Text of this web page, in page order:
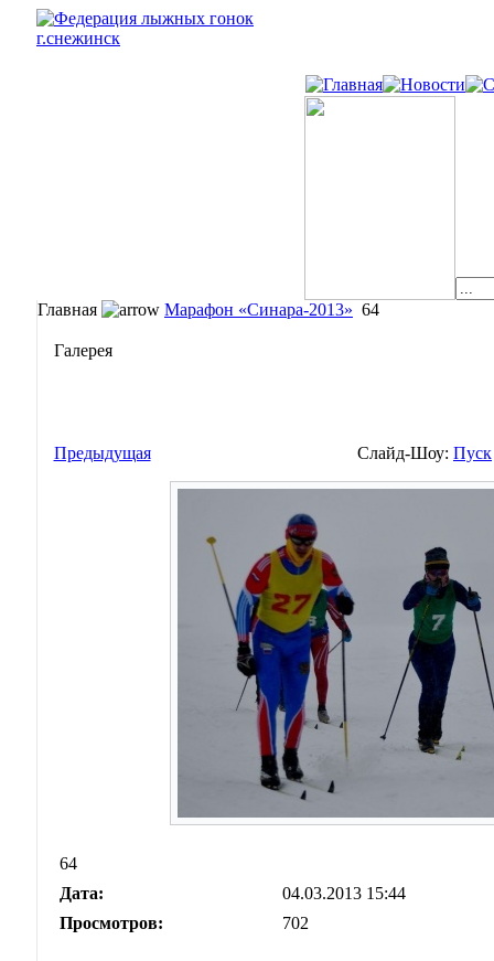
Главная Марафон «Синара-2013» 64
Галерея
Предыдущая Слайд-Шоу: Пуск
64
Дата:
04.03.2013 15:44
Просмотров:
702